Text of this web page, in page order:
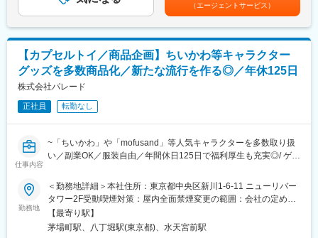
お客様に寄り添ったアイテム提案やデザインが可能です。お客様
の声を直接聞けるからこそ、文具という枠に縛られず「本当に求
められているもの」を自由に発想し、形にすることができます。
BtoB事業のため納期管理は徹底していますが、営業・製造・デザ
イナーが三位一体で取り組む体制があるため、デザイナーがクリ
エイティブに集中できる環境です。
変更の範囲：会社の定める業務
・届いたサンプルを自ら組み立て、手触り、使い心地、美しさを
・量産に向けた最終的な「正解」を定義します
＜ローンチへの最終関門（量産前評価）＞
す。
WEBや現地視察を通じ、LOWYAクオリティの最終チェックを行
■やりがい：
す
・自分が構造に関わった商品がSNSで話題になり、完売する――
その達成感は格別です
・ユーザー目線で考える力、課題発見・解決力が確実に身につき
与：年2回（7月・12月）※規程による※業績連動賃金はあくまでも
目安の金額であり、選考を通じて上下する可能性があります。月
給(月額)は固定手当を含めた表記です。
（エージェントサービス）
【カプセルトイ／商品企画】ちいかわ等キャラクター
グッズを多数商品化／新たな流行を作る◎／年休125日
株式会社パレード
正社員 転勤なし
仕事内容
~「ちいかわ」や「mofusand」等人気キャラクターを多数取り扱
い／副業OK／服装自由／年間休日125日で福利厚生も充実◎/ ゲー
■職務内容
日本各地のカプセル自販機向けの「ぬいぐるみ」や「玩具雑貨」
などの製造・商品企画・デザインを手掛ける当社にて、カプセル
トイの企画から発売まで一貫してご担当いただきます。
勤務地
＜勤務地詳細＞本社住所：東京都中央区新川1-6-11 ニューリバー
タワー2F受動喫煙対策：屋内全面禁煙変更の範囲：会社の定める
事業所
【最寄り駅】
茅場町駅、八丁堀駅(東京都)、水天宮前駅